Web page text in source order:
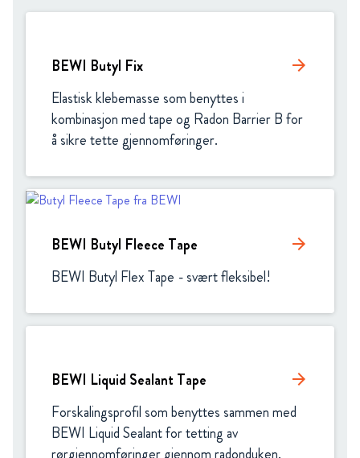
BEWI Butyl Fix arrow_forward
Elastisk klebemasse som benyttes i
kombinasjon med tape og Radon Barrier B for
å sikre tette gjennomføringer.
BEWI Butyl Fleece Tape arrow_forward
BEWI Butyl Flex Tape - svært fleksibel!
BEWI Liquid Sealant Tape arrow_forward
Forskalingsprofil som benyttes sammen med
BEWI Liquid Sealant for tetting av
rørgjennomføringer gjennom radonduken.